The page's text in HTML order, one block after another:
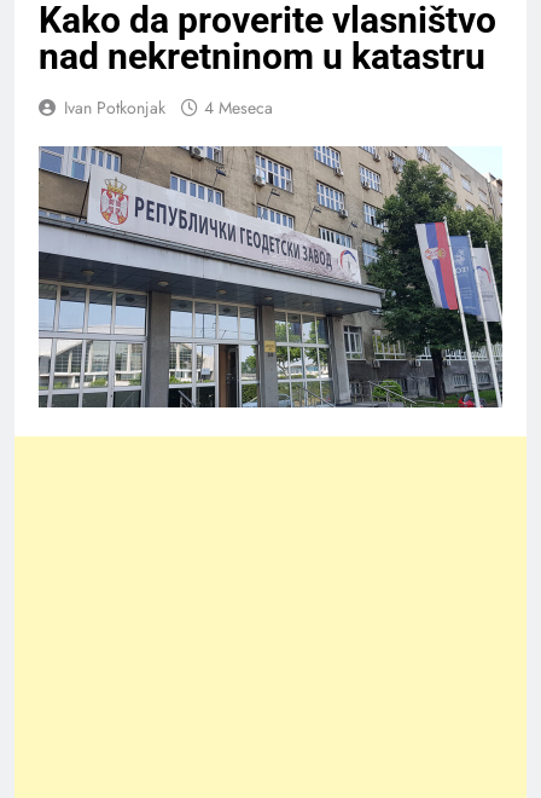
Kako da proverite vlasništvo
nad nekretninom u katastru
Ivan Potkonjak 4 Meseca